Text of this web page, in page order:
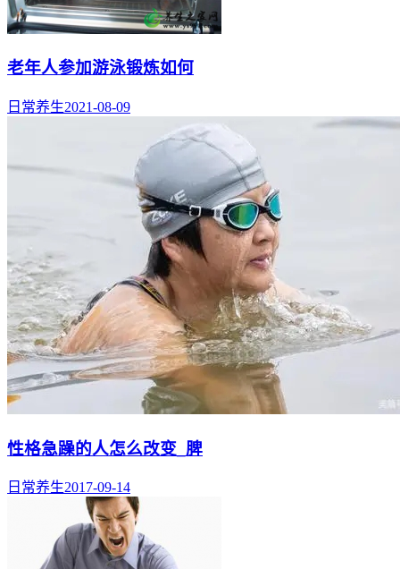
老年人参加游泳锻炼如何
日常养生2021-08-09
性格急躁的人怎么改变_脾
日常养生2017-09-14